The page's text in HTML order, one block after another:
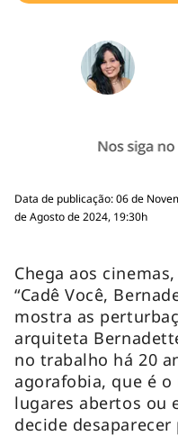
Data de publicação: 06 de
de Agosto de 2024, 19:30h
Chega aos
“Cadê Você,
mostra as
arquiteta
no trabalho há 20
agorafobia, que é
lugares abertos ou
decide